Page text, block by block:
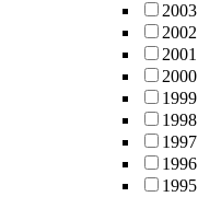
2003
2002
2001
2000
1999
1998
1997
1996
1995